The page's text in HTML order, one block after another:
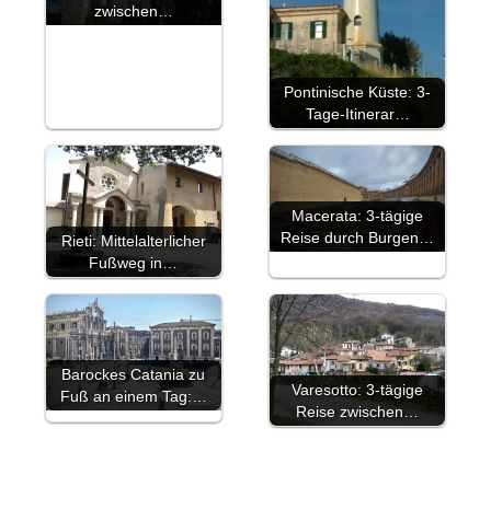
zwischen…
Pontinische Küste: 3-
Tage-Itinerar…
Rieti: Mittelalterlicher
Fußweg in…
Macerata: 3-tägige
Reise durch Burgen…
Barockes Catania zu
Fuß an einem Tag:…
Varesotto: 3-tägige
Reise zwischen…